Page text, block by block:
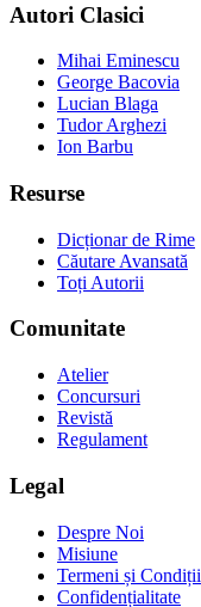
Autori Clasici
Mihai Eminescu
George Bacovia
Lucian Blaga
Tudor Arghezi
Ion Barbu
Resurse
Dicționar de Rime
Căutare Avansată
Toți Autorii
Comunitate
Atelier
Concursuri
Revistă
Regulament
Legal
Despre Noi
Misiune
Termeni și Condiții
Confidențialitate